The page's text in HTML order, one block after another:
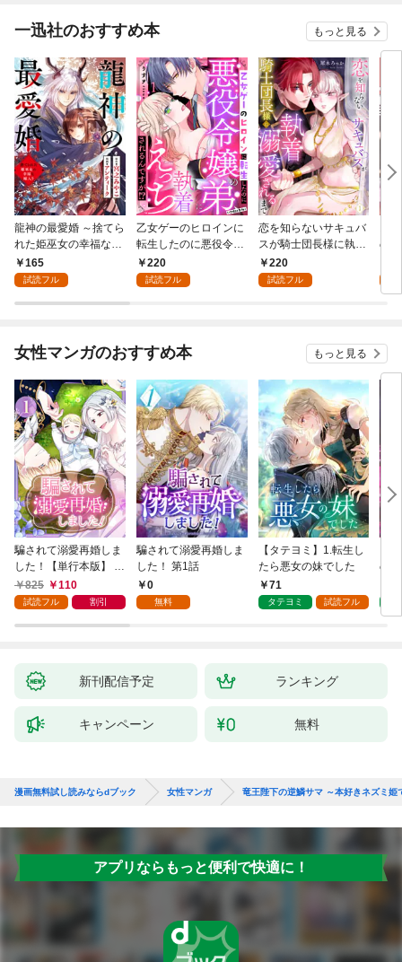
一迅社のおすすめ本 もっと見る
龍神の最愛婚 ～捨てら
れた姫巫女の幸福な嫁
入り～: 1
165
試読フル
乙女ゲーのヒロインに
転生したのに悪役令嬢
の弟（攻略対象外）に
執着えっちされるんで
220
試読フル
恋を知らないサキュバ
スが騎士団長様に執着
溺愛されるまで: 1
220
試読フル
の
女性マンガのおすすめ本 もっと見る
騙されて溺愛再婚しま
した！【単行本版】 1
巻825 110
試読フル 割引
騙されて溺愛再婚しま
した！ 第1話
0
無料
【タテヨミ】1.転生し
たら悪女の妹でした
71
タテヨミ 試読フル
の
新刊配信予定 ランキング
キャンペーン 無料
漫画無料試し読みならdブック 女性マンガ 竜王陛下の逆鱗サマ ～本好きネズミ
アプリならもっと便利で快適に！